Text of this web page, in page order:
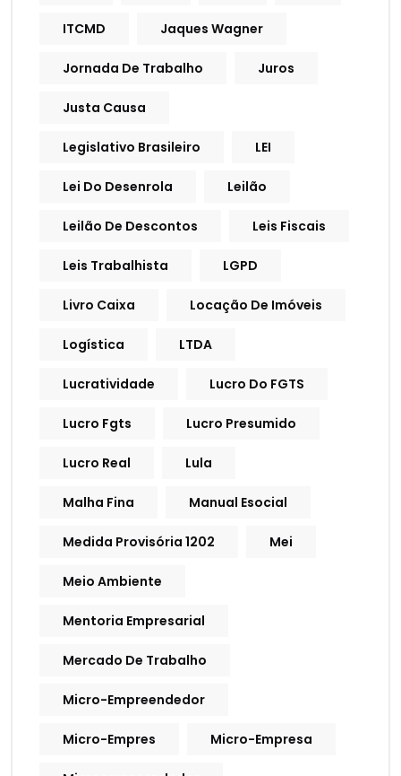
ITCMD Jaques Wagner
Jornada De Trabalho Juros
Justa Causa
Legislativo Brasileiro LEI
Lei Do Desenrola Leilão
Leilão De Descontos Leis Fiscais
Leis Trabalhista LGPD
Livro Caixa Locação De Imóveis
Logística LTDA
Lucratividade Lucro Do FGTS
Lucro Fgts Lucro Presumido
Lucro Real Lula
Malha Fina Manual Esocial
Medida Provisória 1202 Mei
Meio Ambiente
Mentoria Empresarial
Mercado De Trabalho
Micro-Empreendedor
Micro-Empres Micro-Empresa